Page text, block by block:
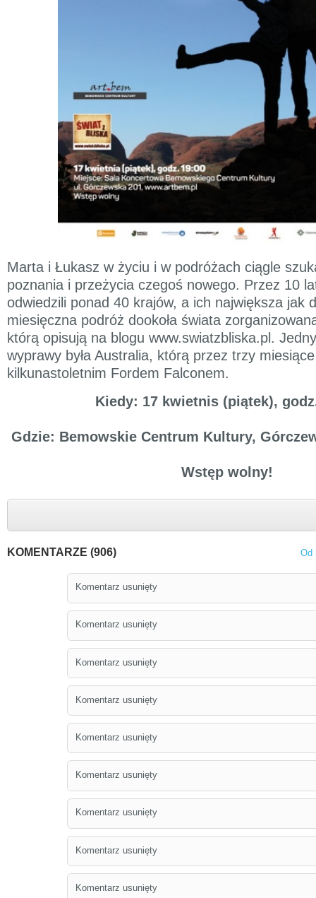
Marta i Łukasz w życiu i w podróżach ciągle
poznania i przeżycia czegoś nowego. Przez 10
odwiedzili ponad 40 krajów, a ich największa jak
miesięczna podróż dookoła świata
którą opisują na blogu www.swiatzbliska.pl.
wyprawy była Australia, którą przez trzy
kilkunastoletnim Fordem Falconem.
Kiedy: 17 kwietnis (piątek),
Gdzie: Bemowskie Centrum Kultury,
Wstęp wolny!
KOMENTARZE (906) Od
Komentarz usunięty
Komentarz usunięty
Komentarz usunięty
Komentarz usunięty
Komentarz usunięty
Komentarz usunięty
Komentarz usunięty
Komentarz usunięty
Komentarz usunięty